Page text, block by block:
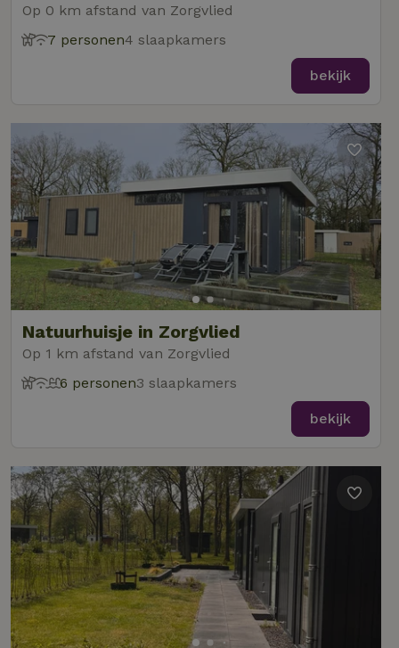
Op 0 km afstand van Zorgvlied
7 personen4 slaapkamers
bekijk
Natuurhuisje in Zorgvlied
Op 1 km afstand van Zorgvlied
6 personen3 slaapkamers
bekijk